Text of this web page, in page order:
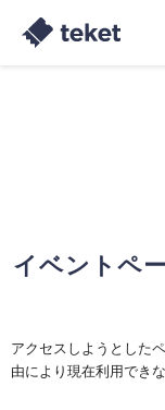
イベントペ
アクセスしようとした
由により現在利用でき